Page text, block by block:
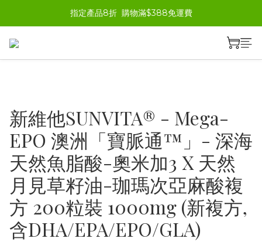
指定產品8折  購物滿$388免運費
新維他SUNVITA® - Mega-
EPO 澳洲「寶脈通™」- 深海
天然魚脂酸-奧米加3 X 天然
月見草籽油-珈瑪次亞麻酸複
方 200粒裝 1000mg (新複方,
含DHA/EPA/EPO/GLA)